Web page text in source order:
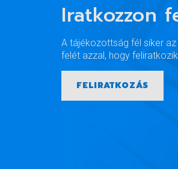
Iratkozzon
A tájékozottság fél siker
felét azzal, hogy
FELIRATKOZÁS